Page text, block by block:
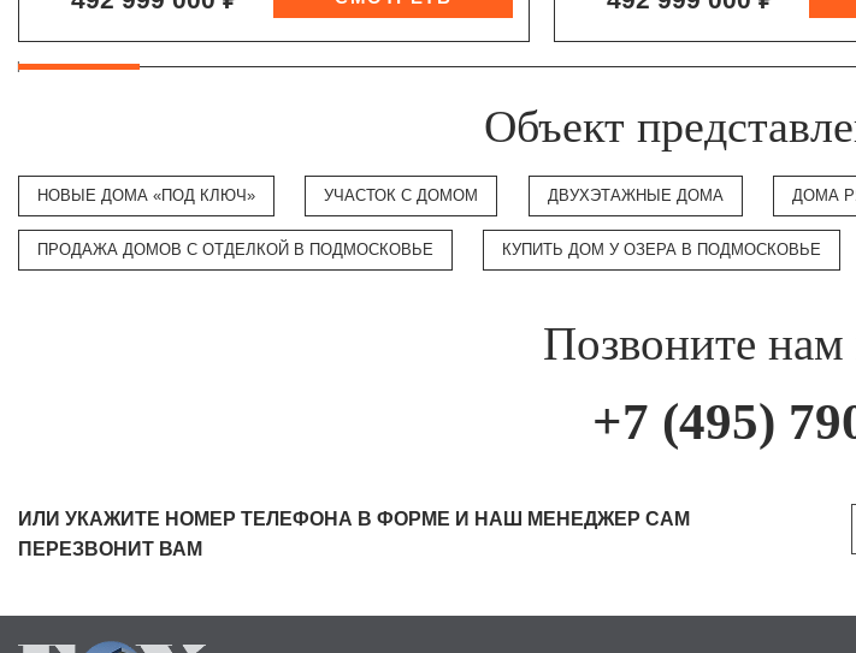
Объект
НОВЫЕ ДОМА «ПОД КЛЮЧ» УЧАСТОК С ДОМОМ ДВУХЭТАЖНЫЕ ДОМА ДОМА
ПРОДАЖА ДОМОВ С ОТДЕЛКОЙ В ПОДМОСКОВЬЕ КУПИТЬ ДОМ У ОЗЕРА В ПОДМОСКОВЬЕ
Позвоните
+7 (495)
ИЛИ УКАЖИТЕ НОМЕР ТЕЛЕФОНА В ФОРМЕ И НАШ МЕНЕДЖЕР САМ
ПЕРЕЗВОНИТ ВАМ